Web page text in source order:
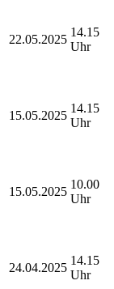
22.05.2025
14.15
Uhr
15.05.2025
14.15
Uhr
15.05.2025
10.00
Uhr
24.04.2025
14.15
Uhr